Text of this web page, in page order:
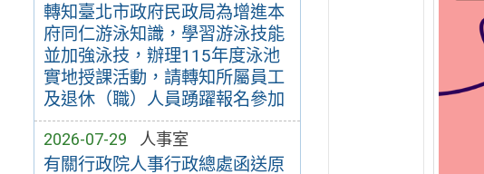
轉知臺北市政府民政局為增進本
府同仁游泳知識，學習游泳技能
並加強泳技，辦理115年度泳池
實地授課活動，請轉知所屬員工
及退休（職）人員踴躍報名參加
2026-07-29 人事室
有關行政院人事行政總處函送原